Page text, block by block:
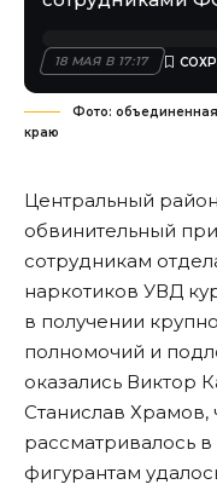
18 МАЯ В 17:17
Фото:
краю
Центральный
обвинительный
сотрудникам
наркотиков УВД
в получении
полномочий и
оказались Виктор
Станислав Храмов,
рассматривалось
фигурантам